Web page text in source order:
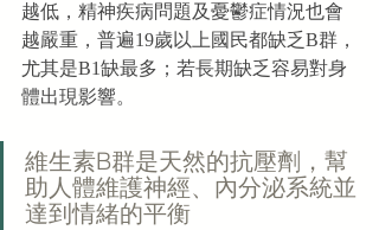
越低，精神疾病問題及憂鬱症情況也會
越嚴重，普遍19歲以上國民都缺乏B群，
尤其是B1缺最多；若長期缺乏容易對身
體出現影響。
維生素B群是天然的抗壓劑，幫
助人體維護神經、內分泌系統並
達到情緒的平衡